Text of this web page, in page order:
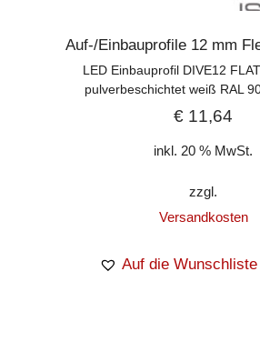
Auf-/Einbauprofile 12 mm
LED Einbauprofil DIVE12
pulverbeschichtet weiß RAL
€ 11,64
inkl. 20 % MwSt.
zzgl.
Versandkosten
Auf die